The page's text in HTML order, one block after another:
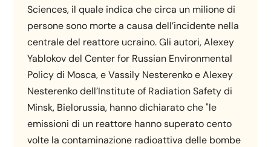
Sciences, il quale indica che circa un milione di
persone sono morte a causa dell’incidente nella
centrale del reattore ucraino. Gli autori, Alexey
Yablokov del Center for Russian Environmental
Policy di Mosca, e Vassily Nesterenko e Alexey
Nesterenko dell’Institute of Radiation Safety di
Minsk, Bielorussia, hanno dichiarato che "le
emissioni di un reattore hanno superato cento
volte la contaminazione radioattiva delle bombe